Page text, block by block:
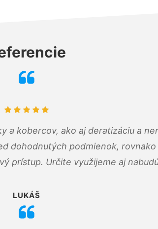
a kobercov, ako aj deratizáciu a
dohodnutých podmienok, rovnako
prístup. Určite využijeme aj
LUKÁŠ